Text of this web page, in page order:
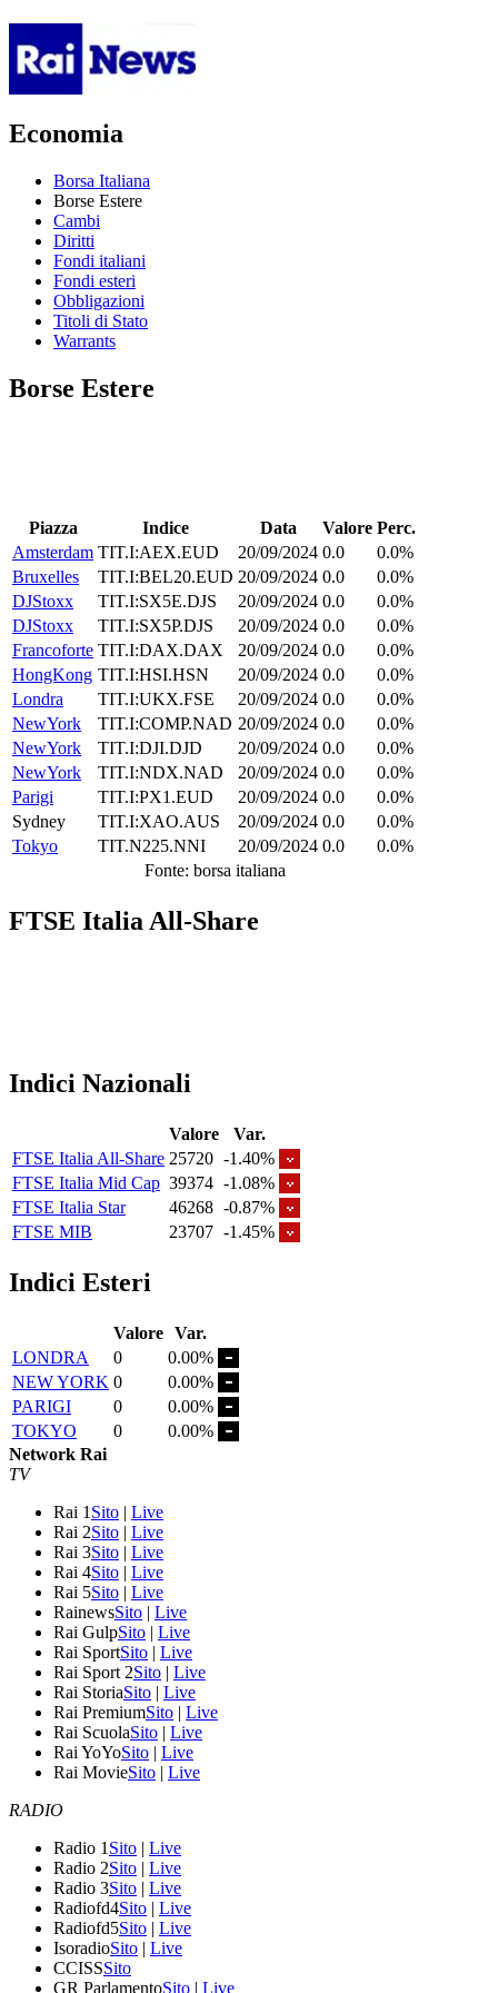
Economia
Borsa Italiana
Borse Estere
Cambi
Diritti
Fondi italiani
Fondi esteri
Obbligazioni
Titoli di Stato
Warrants
Borse Estere
Piazza Indice Data Valore Perc.
Amsterdam TIT.I:AEX.EUD 20/09/2024 0.0
0.0%
Bruxelles
TIT.I:BEL20.EUD 20/09/2024 0.0
0.0%
DJStoxx
TIT.I:SX5E.DJS 20/09/2024 0.0
0.0%
DJStoxx
TIT.I:SX5P.DJS 20/09/2024 0.0
0.0%
Francoforte TIT.I:DAX.DAX 20/09/2024 0.0
0.0%
HongKong TIT.I:HSI.HSN 20/09/2024 0.0
0.0%
Londra
TIT.I:UKX.FSE 20/09/2024 0.0
0.0%
NewYork
TIT.I:COMP.NAD 20/09/2024 0.0
0.0%
NewYork
TIT.I:DJI.DJD 20/09/2024 0.0
0.0%
NewYork
TIT.I:NDX.NAD 20/09/2024 0.0
0.0%
Parigi
TIT.I:PX1.EUD 20/09/2024 0.0
0.0%
Sydney
TIT.I:XAO.AUS 20/09/2024 0.0
0.0%
Tokyo
TIT.N225.NNI 20/09/2024 0.0
0.0%
Fonte: borsa italiana
FTSE Italia All-Share
Indici Nazionali
Valore
Var.
FTSE Italia All-Share 25720 -1.40%
FTSE Italia Mid Cap 39374 -1.08%
FTSE Italia Star
46268 -0.87%
FTSE MIB
23707 -1.45%
Indici Esteri
Valore Var.
LONDRA
0
0.00%
NEW YORK 0
0.00%
PARIGI
0
0.00%
TOKYO
0
0.00%
Network Rai
TV
Rai 1 Sito | Live
Rai 2Sito | Live
Rai 3Sito | Live
Rai 4Sito | Live
Rai 5Sito | Live
RainewsSito | Live
Rai GulpSito | Live
Rai SportSito | Live
Rai Sport 2Sito | Live
Rai StoriaSito | Live
Rai PremiumSito | Live
Rai ScuolaSito | Live
Rai YoYoSito | Live
Rai MovieSito | Live
RADIO
Radio 1 Sito | Live
Radio 2Sito | Live
Radio 3Sito | Live
Radiofd4Sito | Live
Radiofd5Sito | Live
IsoradioSito | Live
CCISSSito
GR ParlamentoSito | Live